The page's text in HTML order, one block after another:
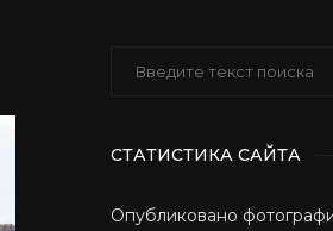
СТАТИСТИКА САЙТА
Опубликовано